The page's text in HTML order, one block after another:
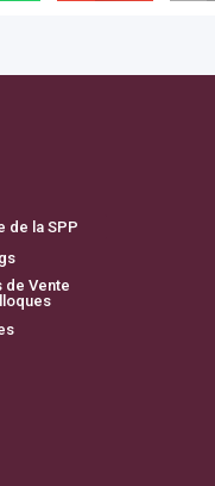
de la SPP
de Vente